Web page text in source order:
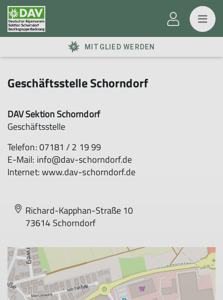
MITGLIED WERDEN
Geschäftsstelle Schorndorf
DAV Sektion Schorndorf
Geschäftsstelle
Telefon: 07181 / 2 19 99
E-Mail: info@dav-schorndorf.de
Internet: www.dav-schorndorf.de
Richard-Kapphan-Straße 10
73614 Schorndorf